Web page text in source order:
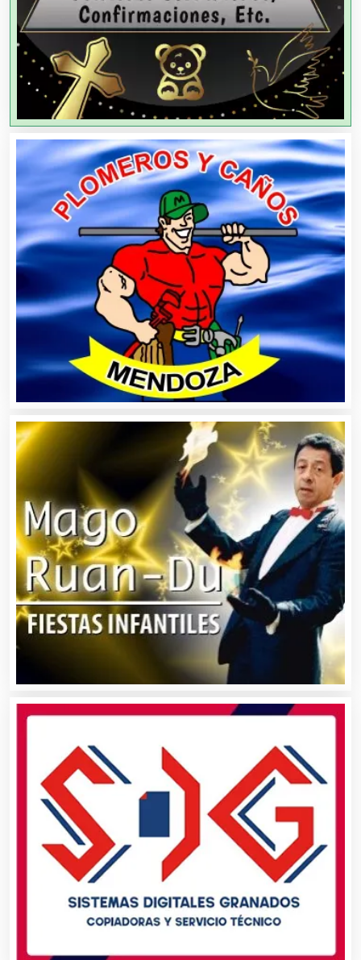
Agricultura y Ganadería
Agua Purificada
Aire Acondicionado
Alarmas
Albercas
Alimentos
Almacenaje
Alquiler de Autos
Alquiler de Equipos para Fiestas
Alquiler de Sillas y Mesas
Alquiler de Trajes de Etiqueta
Alta Costura
Ambulancias
Análisis Clínicos
Análisis de Aguas
Animadores de Eventos
Aparatos y Equipos Eléctricos